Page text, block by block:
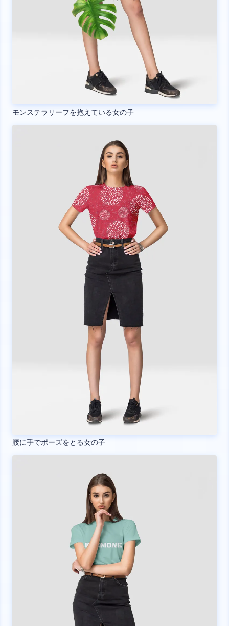
モンステラリーフを抱えている女の子
腰に手でポーズをとる女の子